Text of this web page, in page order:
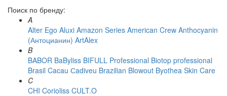
Поиск по бренду:
A
Alter Ego Aluxi Amazon Series American Crew Anthocyanin
(Антоцианин) ArtAlex
B
BABOR BaByliss BIFULL Professional Biotop professional
Brasil Cacau Сadiveu Brazilian Blowout Byothea Skin Care
C
CHI Corioliss CULT.O